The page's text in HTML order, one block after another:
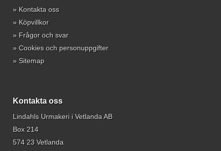
» Kontakta oss
» Köpvillkor
» Frågor och svar
» Cookies och personuppgifter
» Sitemap
Kontakta oss
Lindahls Urmakeri i Vetlanda AB
Box 214
574 23 Vetlanda